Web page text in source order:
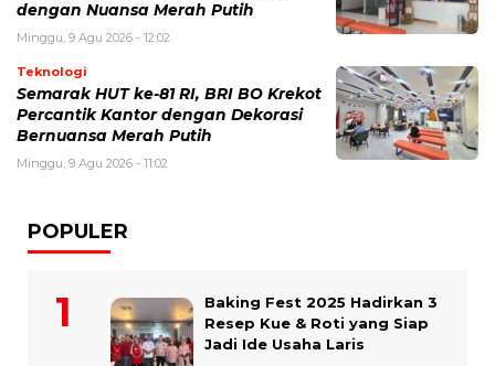
dengan Nuansa Merah Putih
Minggu, 9 Agu 2026 - 12:02
Teknologi
Semarak HUT ke-81 RI, BRI BO Krekot
Percantik Kantor dengan Dekorasi
Bernuansa Merah Putih
Minggu, 9 Agu 2026 - 11:02
POPULER
Baking Fest 2025 Hadirkan 3
Resep Kue & Roti yang Siap
Jadi Ide Usaha Laris